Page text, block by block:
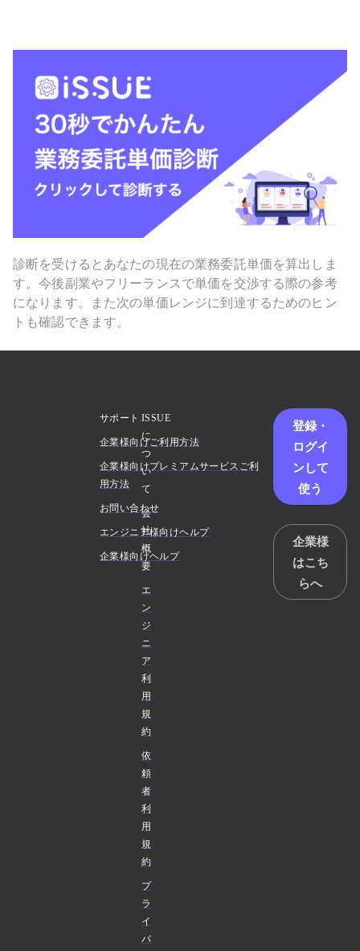
診断を受けるとあなたの現在の業務委託単価を算出しま
す。今後副業やフリーランスで単価を交渉する際の参考
になります。また次の単価レンジに到達するためのヒン
トも確認できます。
ISSUE
に
つ
い
て
会
社
概
要
エ
ン
ジ
ニ
ア
利
用
規
約
依
頼
者
利
用
規
約
プ
ラ
イ
バ
サポート
企業様向けご利用方法
企業様向けプレミアムサービスご利
用方法
お問い合わせ
エンジニア様向けヘルプ
企業様向けヘルプ
登録・
ログイ
ンして
使う
企業様
はこち
らへ